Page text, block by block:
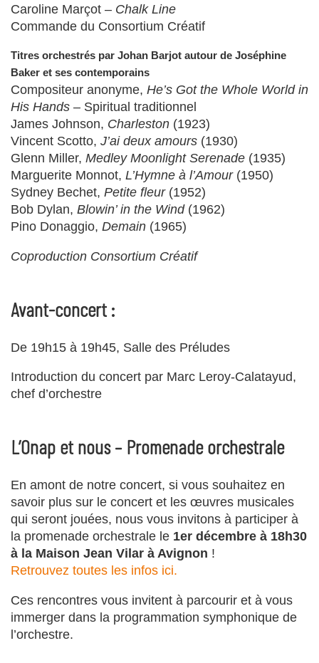
Caroline Marçot – Chalk Line
Commande du Consortium Créatif
Titres orchestrés par Johan Barjot autour de Joséphine
Baker et ses contemporains
Compositeur anonyme, He’s Got the Whole World in
His Hands – Spiritual traditionnel
James Johnson, Charleston (1923)
Vincent Scotto, J’ai deux amours (1930)
Glenn Miller, Medley Moonlight Serenade (1935)
Marguerite Monnot, L’Hymne à l’Amour (1950)
Sydney Bechet, Petite fleur (1952)
Bob Dylan, Blowin’ in the Wind (1962)
Pino Donaggio, Demain (1965)
Coproduction Consortium Créatif
Avant-concert :
De 19h15 à 19h45, Salle des Préludes
Introduction du concert par Marc Leroy-Calatayud,
chef d’orchestre
L’Onap et nous – Promenade orchestrale
En amont de notre concert, si vous souhaitez en
savoir plus sur le concert et les œuvres musicales
qui seront jouées, nous vous invitons à participer à
la promenade orchestrale le 1er décembre à 18h30
à la Maison Jean Vilar à Avignon !
Retrouvez toutes les infos ici.
Ces rencontres vous invitent à parcourir et à vous
immerger dans la programmation symphonique de
l’orchestre.